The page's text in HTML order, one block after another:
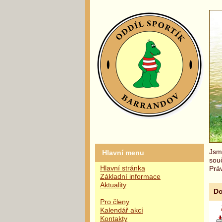
Hlavní menu
Hlavní stránka
Základní informace
Aktuality
Pro členy
Kalendář akcí
Kontakty